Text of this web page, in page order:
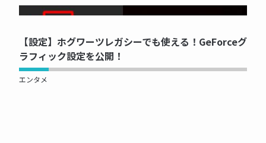
【設定】ホグワーツレガシーでも使える！GeForceグ
ラフィック設定を公開！
エンタメ